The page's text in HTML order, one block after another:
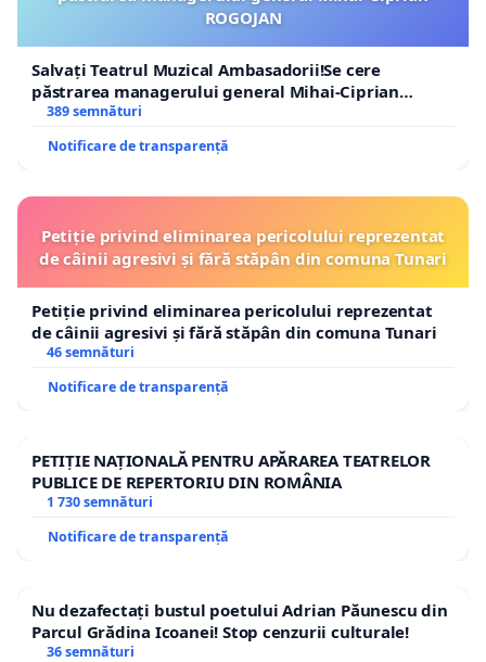
ROGOJAN
Salvați Teatrul Muzical Ambasadorii!Se cere
păstrarea managerului general Mihai-Ciprian
ROGOJAN
389 semnături
Notificare de transparență
Petiție privind eliminarea pericolului reprezentat
de câinii agresivi și fără stăpân din comuna Tunari
Petiție privind eliminarea pericolului reprezentat
de câinii agresivi și fără stăpân din comuna Tunari
46 semnături
Notificare de transparență
PETIȚIE NAȚIONALĂ PENTRU APĂRAREA TEATRELOR
PUBLICE DE REPERTORIU DIN ROMÂNIA
1 730 semnături
Notificare de transparență
Nu dezafectați bustul poetului Adrian Păunescu din
Parcul Grădina Icoanei! Stop cenzurii culturale!
36 semnături